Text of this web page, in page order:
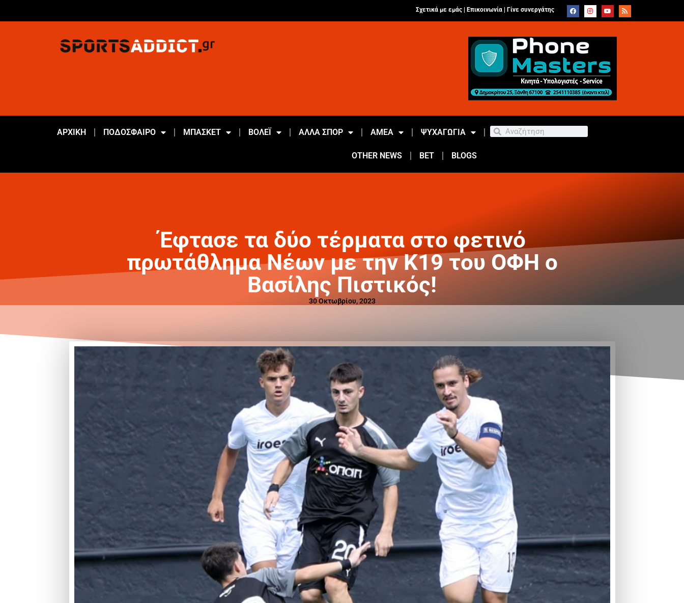
Σχετικά με εμάς | Επικοινωνία Γίνε συνεργάτης
ΑΡΧΙΚΗ ΠΟΔΟΣΦΑΙΡΟ ΜΠΑΣΚΕΤ ΒΟΛΕΪ ΑΛΛΑ ΣΠΟΡ ΑΜΕΑ ΨΥΧΑΓΩΓΙΑ
OTHER NEWS BET BLOGS
Έφτασε τα δύο τέρματα στο φετινό
πρωτάθλημα Νέων με την Κ19 του ΟΦΗ ο
Βασίλης Πιστικός!
30 Οκτωβρίου, 2023